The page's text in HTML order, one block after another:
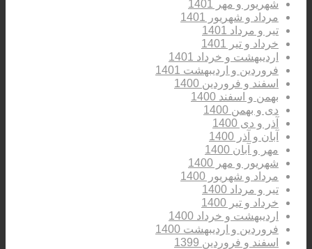
شهریور و مهر 1401
مرداد و شهریور 1401
تیر و مرداد 1401
خرداد و تیر 1401
اردیبهشت و خرداد 1401
فروردین و اردیبهشت 1401
اسفند و فروردین 1400
بهمن و اسفند 1400
دی و بهمن 1400
آذر و دی 1400
آبان و آذر 1400
مهر و آبان 1400
شهریور و مهر 1400
مرداد و شهریور 1400
تیر و مرداد 1400
خرداد و تیر 1400
اردیبهشت و خرداد 1400
فروردین و اردیبهشت 1400
اسفند و فروردین 1399